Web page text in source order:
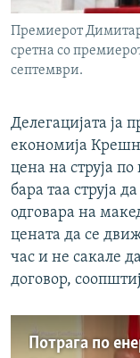
Премиерот Димитар
сретна со
септември.
Делегацијата ја
економија
цена на струја
бара таа струја
одговара на
цената да се
час и не сакале
договор,
Потрага по